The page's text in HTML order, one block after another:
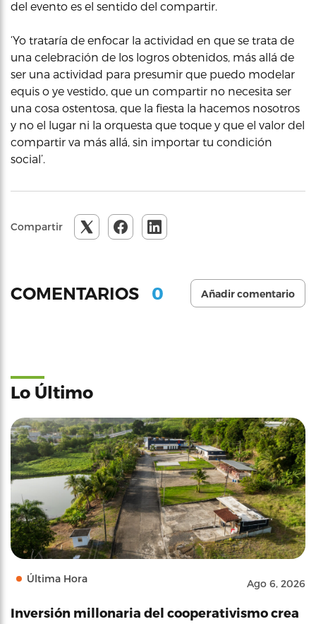
del evento es el sentido del compartir.
‘Yo trataría de enfocar la actividad en que se trata de
una celebración de los logros obtenidos, más allá de
ser una actividad para presumir que puedo modelar
equis o ye vestido, que un compartir no necesita ser
una cosa ostentosa, que la fiesta la hacemos nosotros
y no el lugar ni la orquesta que toque y que el valor del
compartir va más allá, sin importar tu condición
social’.
Compartir
COMENTARIOS 0 Añadir comentario
Lo Último
Última Hora Ago 6, 2026
Inversión millonaria del cooperativismo crea